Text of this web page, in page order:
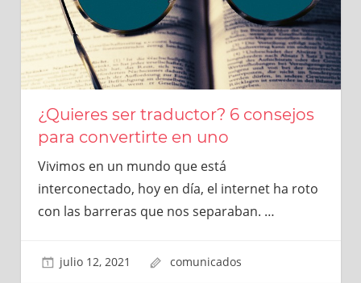
¿Quieres ser traductor? 6 consejos
para convertirte en uno
Vivimos en un mundo que está
interconectado, hoy en día, el internet ha roto
con las barreras que nos separaban. …
julio 12, 2021 comunicados